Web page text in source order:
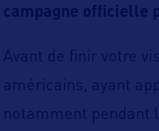
campagne officielle
Avant de finir votre
américains, ayant
notamment pendant